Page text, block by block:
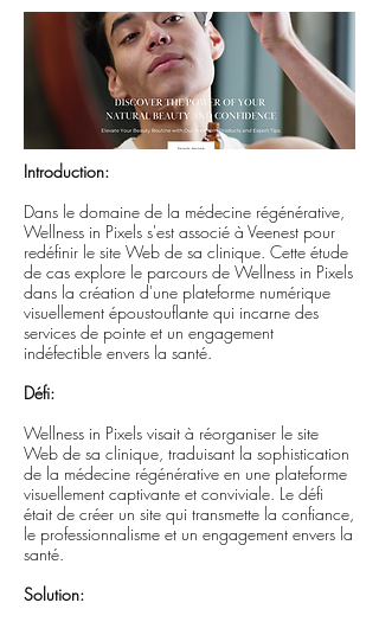
Introduction:
Dans le domaine de la médecine régénérative,
Wellness in Pixels s'est associé à Veenest pour
redéfinir le site Web de sa clinique. Cette étude
de cas explore le parcours de Wellness in Pixels
dans la création d'une plateforme numérique
visuellement époustouflante qui incarne des
services de pointe et un engagement
indéfectible envers la santé.
Défi:
Wellness in Pixels visait à réorganiser le site
Web de sa clinique, traduisant la sophistication
de la médecine régénérative en une plateforme
visuellement captivante et conviviale. Le défi
était de créer un site qui transmette la confiance,
le professionnalisme et un engagement envers la
santé.
Solution: